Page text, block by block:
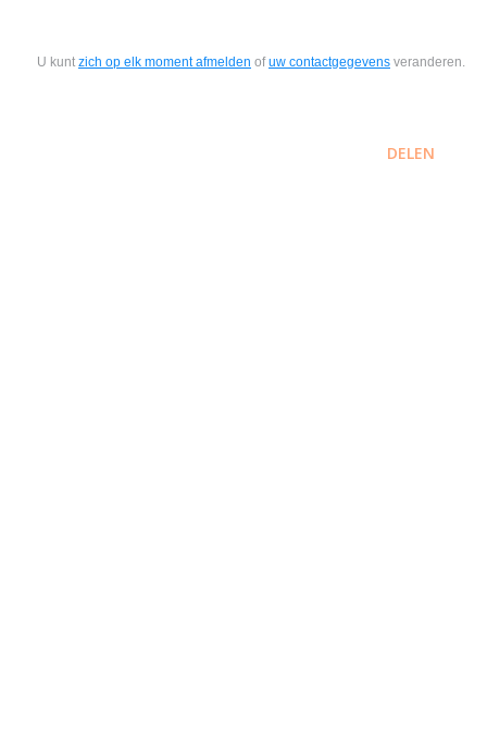
U kunt zich op elk moment afmelden ofuw contactgegevens veranderen.
DELEN